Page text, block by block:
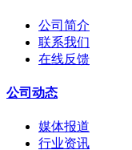
公司简介
联系我们
在线反馈
公司动态
媒体报道
行业资讯